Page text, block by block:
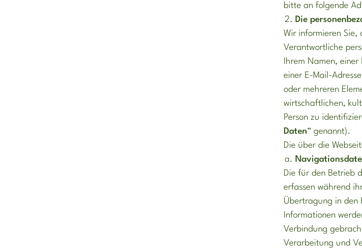
bitte an folgende
Die
Wir informieren
Verantwortliche
Ihrem Namen,
einer E-Mail-
oder mehreren
wirtschaftlichen,
Person zu
Daten“ genannt).
Die über die
Die für den Betrieb
erfassen während
Übertragung in den
Informationen
Verbindung
Verarbeitung und